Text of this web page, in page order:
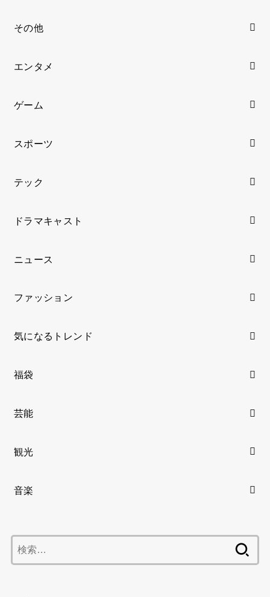
その他
エンタメ
ゲーム
スポーツ
テック
ドラマキャスト
ニュース
ファッション
気になるトレンド
福袋
芸能
観光
音楽
索: